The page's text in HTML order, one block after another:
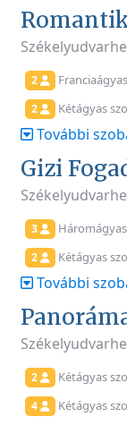
2
2 Kétágyas
További
Gizi
3
2 Kétágyas
További
2 Kétágyas
4 Kétágyas